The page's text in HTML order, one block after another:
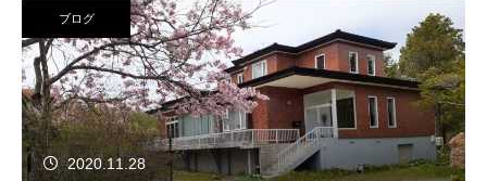
ブログ
2020.11.28